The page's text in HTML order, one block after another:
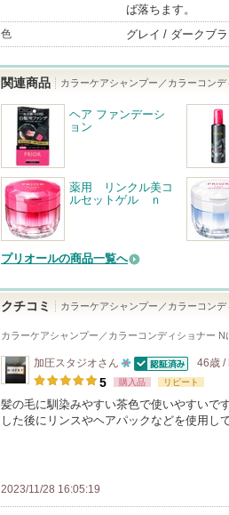
ば落ちます。
色 グレイ ダークブ
関連商品 カラーケアシャンプー／カラーコンデ
ヘア ファンデーシ
ョン
薬用 リンクル美コ
ルセットゲル ｎ
プリオールの商品一覧へ
クチコミ カラーケアシャンプー／カラーコンデ
カラーケアシャンプー／カラーコンディショナー N
加圧スタジオさん
10
人
以
ン
認証済
46歳 /
5 購入品 リピート
髪の毛に馴染みやすい茶色で使いやすいで
した後にリンスやヘアパックなどを使用し
2023/11/28 16:05:19